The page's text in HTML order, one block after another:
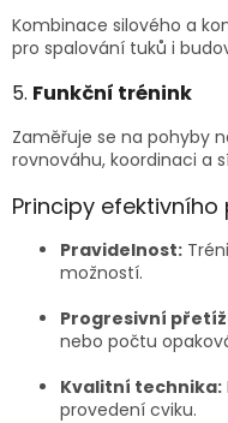
Kombinace silového a
pro spalování tuků i
5. Funkční trénink
Zaměřuje se na pohyby
rovnováhu, koordinaci a
Principy
Pravidelnost:
možností.
Progresivní
nebo počtu
Kvalitní technika:
provedení cviku.